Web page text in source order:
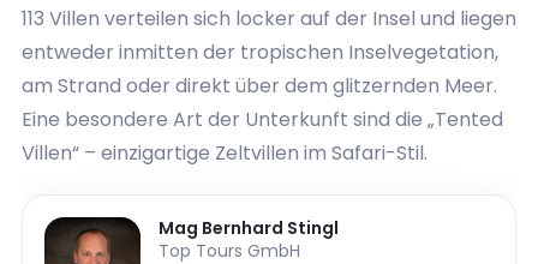
113 Villen verteilen sich locker auf der Insel und liegen
entweder inmitten der tropischen Inselvegetation,
am Strand oder direkt über dem glitzernden Meer.
Eine besondere Art der Unterkunft sind die „Tented
Villen“ – einzigartige Zeltvillen im Safari-Stil.
Mag Bernhard Stingl
Top Tours GmbH